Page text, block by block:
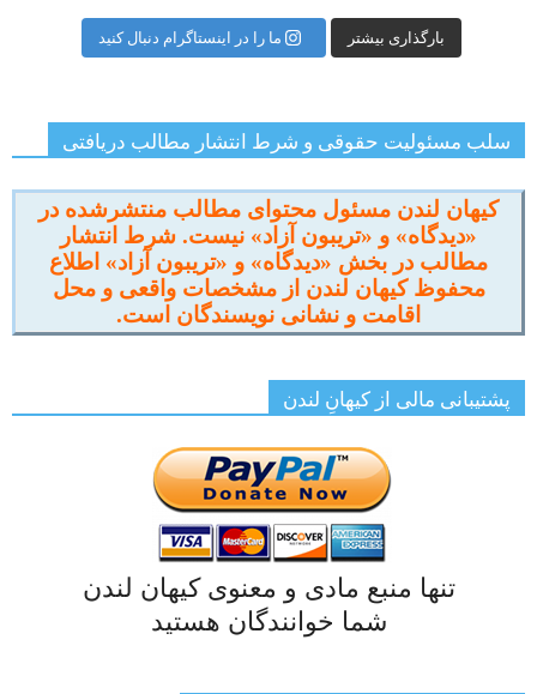
بارگذاری بیشتر ما را در اینستاگرام دنبال کنید
سلب مسئولیت حقوقی و شرط انتشار مطالب دریافتی
کیهان لندن مسئول محتوای مطالب منتشرشده در
«دیدگاه» و «تریبون آزاد» نیست. شرط انتشار
مطالب در بخش «دیدگاه» و «تریبون آزاد» اطلاع
محفوظ کیهان لندن از مشخصات واقعی و محل
اقامت و نشانی نویسندگان است.
پشتیبانی مالی از کیهانِ لندن
تنها منبع مادی و معنوی کیهان لندن
شما خوانندگان هستید